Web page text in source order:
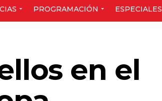
PROGRAMACIÓN ESPECIALES
en el